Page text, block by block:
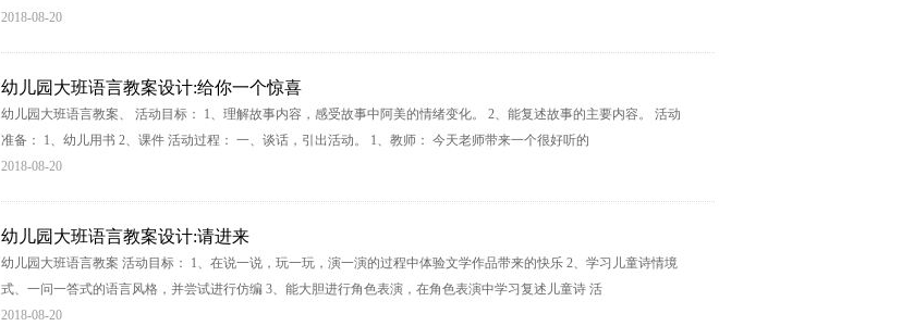
2018-08-20
幼儿园大班语言教案设计:给你一个惊喜
幼儿园大班语言教案、 活动目标： 1、理解故事内容，感受故事中阿美的情绪变化。 2、能复述故事的主要内容。 活动
准备： 1、幼儿用书 2、课件 活动过程： 一、谈话，引出活动。 1、教师： 今天老师带来一个很好听的
2018-08-20
幼儿园大班语言教案设计:请进来
幼儿园大班语言教案 活动目标： 1、在说一说，玩一玩，演一演的过程中体验文学作品带来的快乐 2、学习儿童诗情境
式、一问一答式的语言风格，并尝试进行仿编 3、能大胆进行角色表演，在角色表演中学习复述儿童诗 活
2018-08-20